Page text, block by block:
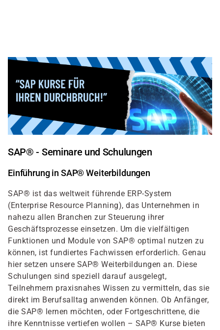
SAP® - Seminare und Schulungen
Einführung in SAP® Weiterbildungen
SAP® ist das weltweit führende ERP-System
(Enterprise Resource Planning), das Unternehmen in
nahezu allen Branchen zur Steuerung ihrer
Geschäftsprozesse einsetzen. Um die vielfältigen
Funktionen und Module von SAP® optimal nutzen zu
können, ist fundiertes Fachwissen erforderlich. Genau
hier setzen unsere SAP® Weiterbildungen an. Diese
Schulungen sind speziell darauf ausgelegt,
Teilnehmern praxisnahes Wissen zu vermitteln, das sie
direkt im Berufsalltag anwenden können. Ob Anfänger,
die SAP® lernen möchten, oder Fortgeschrittene, die
ihre Kenntnisse vertiefen wollen – SAP® Kurse bieten